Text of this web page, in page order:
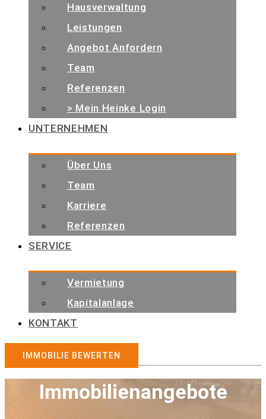
Hausverwaltung
Leistungen
Angebot Anfordern
Team
Referenzen
> Mein Heinke Login
UNTERNEHMEN
Über Uns
Team
Karriere
Referenzen
SERVICE
Vermietung
Kapitalanlage
KONTAKT
IMMOBILIE BEWERTEN
Immobilienangebote